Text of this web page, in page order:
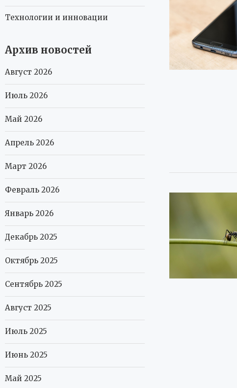
Технологии и инновации
Архив новостей
Август 2026
Июль 2026
Май 2026
Апрель 2026
Март 2026
Февраль 2026
Январь 2026
Декабрь 2025
Октябрь 2025
Сентябрь 2025
Август 2025
Июль 2025
Июнь 2025
Май 2025